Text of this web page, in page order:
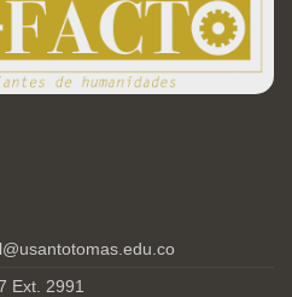
Ext. 2991